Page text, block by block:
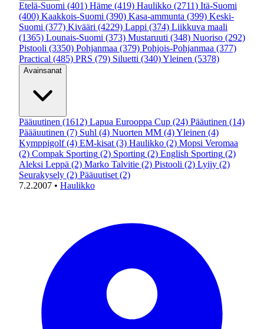
Etelä-Suomi (401) Häme (419) Haulikko (2711) Itä-Suomi
(400) Kaakkois-Suomi (390) Kasa-ammunta (399) Keski-
Suomi (377) Kivääri (4229) Lappi (374) Liikkuva maali
(1365) Lounais-Suomi (373) Mustaruuti (348) Nuoriso (292)
Pistooli (3350) Pohjanmaa (379) Pohjois-Pohjanmaa (377)
Practical (485) PRS (79) Siluetti (340)Yleinen (5378)
Avainsanat
Pääuutinen (1612) Lapua Eurooppa Cup (24) Pääutinen (14)
Päääuutinen (7) Suhl (4) Nuorten MM (4)Yleinen (4)
Kymppigolf (4) EM-kisat (3) Haulikko (2) Mopsi Veromaa
(2) Compak Sporting (2) Sporting (2) English Sporting (2)
Aleksi Leppä (2) Marko Talvitie (2) Pistooli (2) Lyijy (2)
Seurakysely (2) Pääuutiset (2)
7.2.2007 • Haulikko